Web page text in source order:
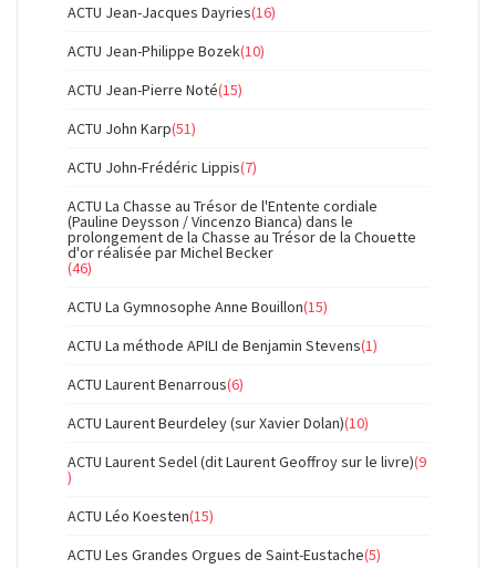
ACTU Jean-Jacques Dayries(16)
ACTU Jean-Philippe Bozek(10)
ACTU Jean-Pierre Noté(15)
ACTU John Karp(51)
ACTU John-Frédéric Lippis(7)
ACTU La Chasse au Trésor de l'Entente cordiale
(Pauline Deysson / Vincenzo Bianca) dans le
prolongement de la Chasse au Trésor de la Chouette
d'or réalisée par Michel Becker
(46)
ACTU La Gymnosophe Anne Bouillon(15)
ACTU La méthode APILI de Benjamin Stevens(1)
ACTU Laurent Benarrous(6)
ACTU Laurent Beurdeley (sur Xavier Dolan)(10)
ACTU Laurent Sedel (dit Laurent Geoffroy sur le livre)(9
)
ACTU Léo Koesten(15)
ACTU Les Grandes Orgues de Saint-Eustache(5)